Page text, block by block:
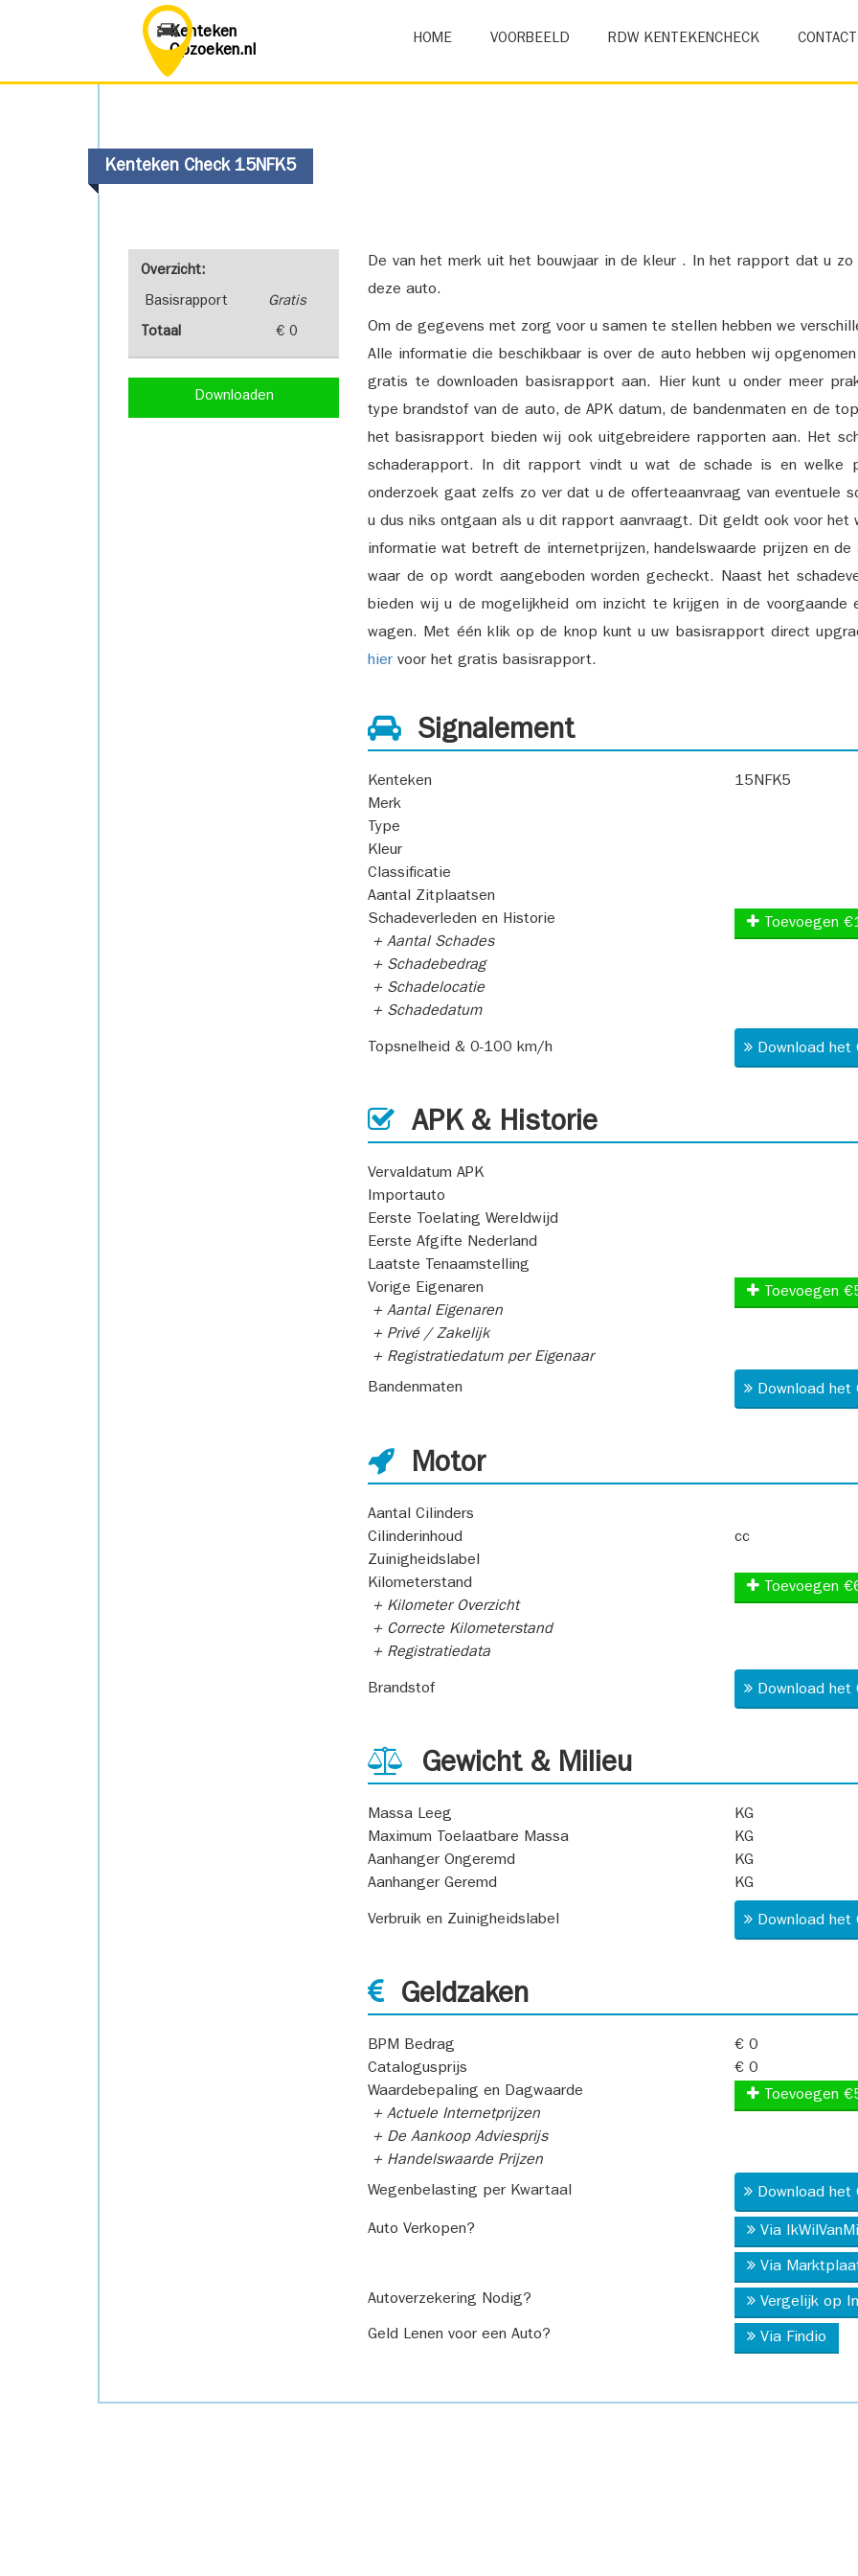
Kenteken
Opzoeken.nl
HOME VOORBEELD RDW KENTEKENCHECK CONTACT
Kenteken Check 15NFK5
Overzicht:
Basisrapport Gratis
Totaal € 0
Downloaden
De van het merk uit het bouwjaar in de kleur . In het rapport dat u
deze auto.
Om de gegevens met zorg voor u samen te stellen hebben we
Alle informatie die beschikbaar is over de auto hebben wij
gratis te downloaden basisrapport aan. Hier kunt u onder meer
type brandstof van de auto, de APK datum, de bandenmaten en de
het basisrapport bieden wij ook uitgebreidere rapporten aan. Het
schaderapport. In dit rapport vindt u wat de schade is en welke
onderzoek gaat zelfs zo ver dat u de offerteaanvraag van eventuele
u dus niks ontgaan als u dit rapport aanvraagt. Dit geldt ook voor
informatie wat betreft de internetprijzen, handelswaarde prijzen en
waar de op wordt aangeboden worden gecheckt. Naast het
bieden wij u de mogelijkheid om inzicht te krijgen in de voorgaande
wagen. Met één klik op de knop kunt u uw basisrapport direct
hier voor het gratis basisrapport.
Signalement
Kenteken
15NFK5
Merk
Type
Kleur
Classificatie
Aantal Zitplaatsen
Schadeverleden en Historie
+ Aantal Schades
+ Schadebedrag
+ Schadelocatie
+ Schadedatum
Toevoegen
Topsnelheid & 0-100 km/h Download
APK & Historie
Vervaldatum APK
Importauto
Eerste Toelating Wereldwijd
Eerste Afgifte Nederland
Laatste Tenaamstelling
Vorige Eigenaren
+ Aantal Eigenaren
+ Privé / Zakelijk
+ Registratiedatum per Eigenaar
Toevoegen
Bandenmaten Download
Motor
Aantal Cilinders
Cilinderinhoud
cc
Zuinigheidslabel
Kilometerstand
+ Kilometer Overzicht
+ Correcte Kilometerstand
+ Registratiedata
Toevoegen
Brandstof Download
Gewicht & Milieu
Massa Leeg
KG
Maximum Toelaatbare Massa
KG
Aanhanger Ongeremd
KG
Aanhanger Geremd
KG
Verbruik en Zuinigheidslabel Download
Geldzaken
BPM Bedrag
€ 0
Catalogusprijs
€ 0
Waardebepaling en Dagwaarde
+ Actuele Internetprijzen
+ De Aankoop Adviesprijs
+ Handelswaarde Prijzen
Toevoegen
Wegenbelasting per Kwartaal Download
Auto Verkopen? Via
Via
Autoverzekering Nodig? Vergelijk op
Geld Lenen voor een Auto? Via Findio